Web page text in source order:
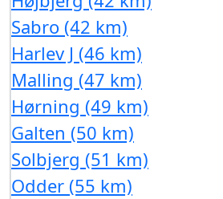
Sabro (42 km)
Harlev J (46 km)
Malling (47 km)
Hørning (49 km)
Galten (50 km)
Solbjerg (51 km)
Odder (55 km)